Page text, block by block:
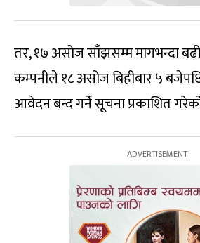
तर, १७ असोज साँझसम्म मागभन्दा
कम्पनीले १८ असोज बिहीबार ५
आवेदन बन्द गर्ने सूचना प्रकाशित